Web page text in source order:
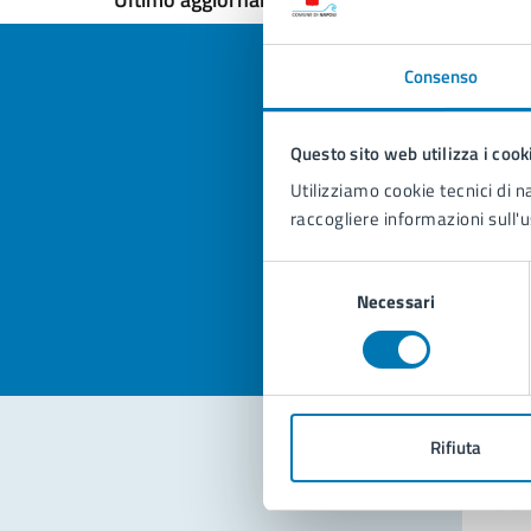
Consenso
Questo sito web utilizza i
Utilizziamo cookie tecnici di
raccogliere informazioni
Necessari
Rifiuta